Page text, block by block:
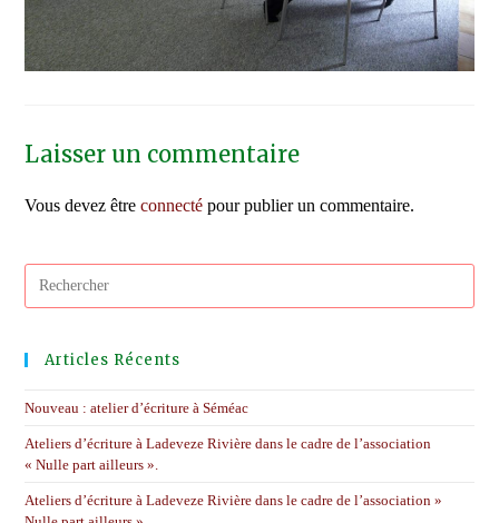
Laisser un commentaire
Vous devez êtreconnecté pour publier un commentaire.
Articles Récents
Nouveau : atelier d’écriture à Séméac
Ateliers d’écriture à Ladeveze Rivière dans le cadre de l’association
« Nulle part ailleurs ».
Ateliers d’écriture à Ladeveze Rivière dans le cadre de l’association »